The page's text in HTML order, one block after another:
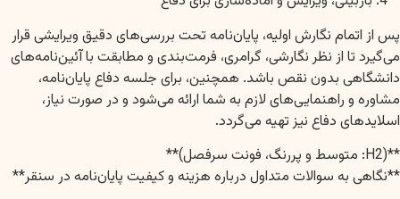
پس از اتمام نگارش اولیه، پایان‌نامه تحت بررسی‌های دقیق ویرایشی قرار
می‌گیرد تا از نظر نگارشی، گرامری، فرمت‌بندی و مطابقت با آئین‌نامه‌های
دانشگاهی بدون نقص باشد. همچنین، برای جلسه دفاع پایان‌نامه،
مشاوره و راهنمایی‌های لازم به شما ارائه می‌شود و در صورت نیاز،
اسلایدهای دفاع نیز تهیه می‌گردد.
**(H2: متوسط و پررنگ، فونت سرفصل)**
**نگاهی به سوالات متداول درباره هزینه و کیفیت پایان‌نامه در سنقر**